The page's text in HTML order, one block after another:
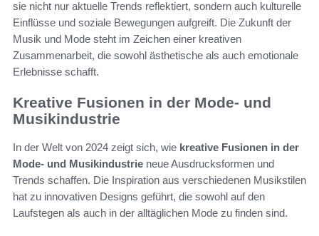
sie nicht nur aktuelle Trends reflektiert, sondern auch kulturelle
Einflüsse und soziale Bewegungen aufgreift. Die Zukunft der
Musik und Mode steht im Zeichen einer kreativen
Zusammenarbeit, die sowohl ästhetische als auch emotionale
Erlebnisse schafft.
Kreative Fusionen in der Mode- und
Musikindustrie
In der Welt von 2024 zeigt sich, wie kreative Fusionen in der
Mode- und Musikindustrie neue Ausdrucksformen und
Trends schaffen. Die Inspiration aus verschiedenen Musikstilen
hat zu innovativen Designs geführt, die sowohl auf den
Laufstegen als auch in der alltäglichen Mode zu finden sind.